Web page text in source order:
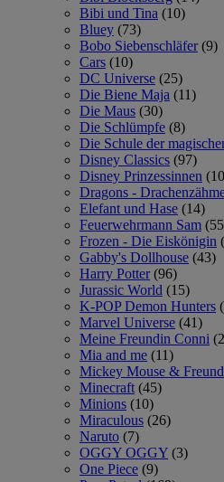
Bibi und Tina (10)
Bluey (73)
Bobo Siebenschläfer (9)
Cars (10)
DC Universe (25)
Die Biene Maja (11)
Die Maus (30)
Die Schlümpfe (8)
Die Schule der
Disney Classics (97)
Disney Prinzessinnen
Dragons -
Elefant und Hase (14)
Feuerwehrmann Sam
Frozen - Die Eiskönigin
Gabby's Dollhouse (43)
Harry Potter (96)
Jurassic World (15)
K-POP Demon Hunters
Marvel Universe (41)
Meine Freundin Conni
Mia and me (11)
Mickey Mouse &
Minecraft (45)
Minions (10)
Miraculous (26)
Naruto (7)
OGGY OGGY (3)
One Piece (9)